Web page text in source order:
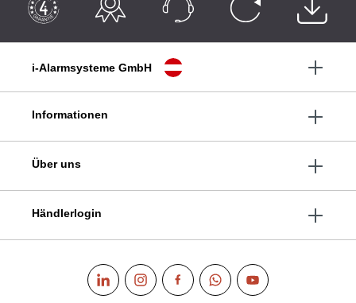
i-Alarmsysteme GmbH
Informationen
Über uns
Händlerlogin